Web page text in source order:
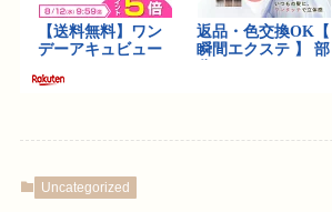
Uncategorized